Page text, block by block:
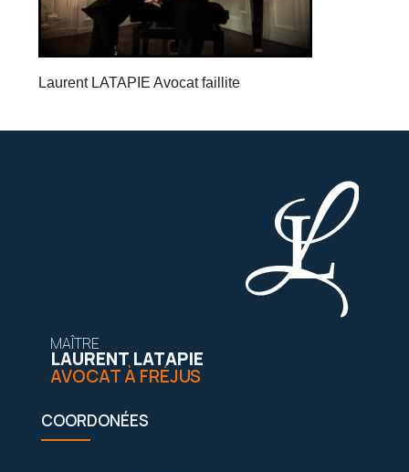
Laurent LATAPIE Avocat faillite
MAÎTRE
LAURENT LATAPIE
AVOCAT À FRÉJUS
COORDONÉES